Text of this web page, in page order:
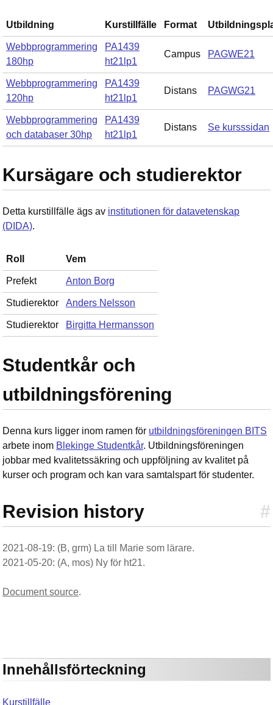
Utbildning Kurstillfälle Format
Webbprogrammering
180hp
PA1439
ht21lp1
Campus PAGWE21
Webbprogrammering
120hp
PA1439
ht21lp1
Distans PAGWG21
Webbprogrammering
och databaser 30hp
PA1439
ht21lp1
Distans Se kursssidan
Kursägare och studierektor
Detta kurstillfälle ägs av institutionen för datavetenskap
(DIDA).
Roll Vem
Prefekt Anton Borg
Studierektor Anders Nelsson
Studierektor Birgitta Hermansson
Studentkår och
utbildningsförening
Denna kurs ligger inom ramen för utbildningsföreningen BITS
arbete inom Blekinge Studentkår. Utbildningsföreningen
jobbar med kvalitetssäkring och uppföljning av kvalitet på
kurser och program och kan vara samtalspart för studenter.
#
Revision history
2021-08-19: (B, grm) La till Marie som lärare.
2021-05-20: (A, mos) Ny för ht21.
Document source.
Innehållsförteckning
Kurstillfälle